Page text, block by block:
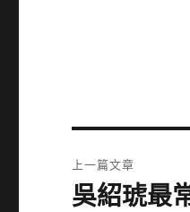
章
上一篇文章
上
吳紹琥最